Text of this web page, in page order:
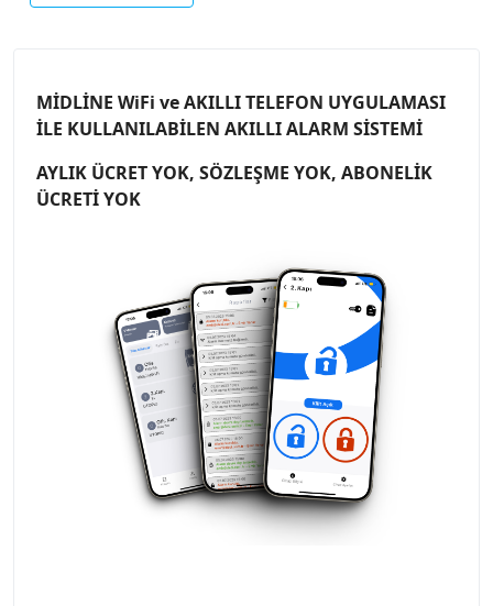
MİDLİNE WiFi ve AKILLI TELEFON UYGULAMASI
İLE KULLANILABİLEN AKILLI ALARM SİSTEMİ
AYLIK ÜCRET YOK, SÖZLEŞME YOK, ABONELİK
ÜCRETİ YOK